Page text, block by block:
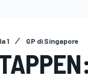
1 GP di Singapore